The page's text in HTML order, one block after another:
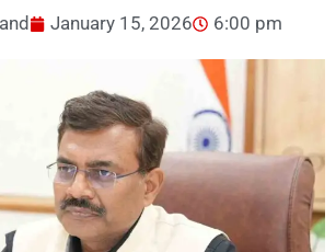
January 15, 2026 6:00 pm